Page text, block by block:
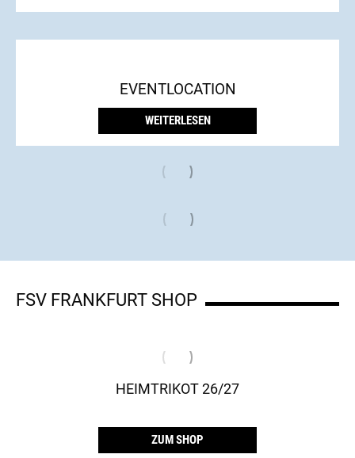
EVENTLOCATION
WEITERLESEN
FSV FRANKFURT SHOP
HEIMTRIKOT 26/27
ZUM SHOP